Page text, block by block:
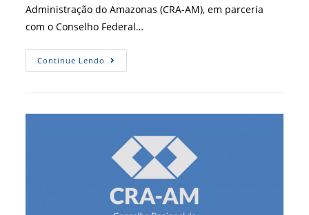
Administração do Amazonas (CRA-AM), em parceria
com o Conselho Federal…
Continue Lendo Formação
Acadêmica